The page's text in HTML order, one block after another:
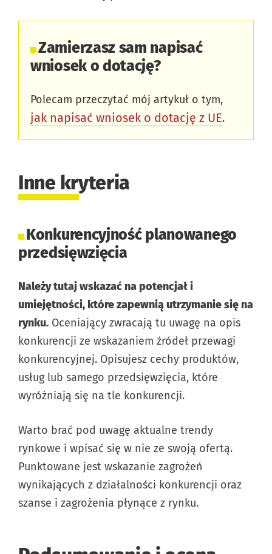
Zamierzasz sam napisać
wniosek o dotację?
Polecam przeczytać mój artykuł o tym,
jak napisać wniosek o dotację z UE.
Inne kryteria
Konkurencyjność planowanego
przedsięwzięcia
Należy tutaj wskazać na potencjał i
umiejętności, które zapewnią utrzymanie się na
rynku. Oceniający zwracają tu uwagę na opis
konkurencji ze wskazaniem źródeł przewagi
konkurencyjnej. Opisujesz cechy produktów,
usług lub samego przedsięwzięcia, które
wyróżniają się na tle konkurencji.
Warto brać pod uwagę aktualne trendy
rynkowe i wpisać się w nie ze swoją ofertą.
Punktowane jest wskazanie zagrożeń
wynikających z działalności konkurencji oraz
szanse i zagrożenia płynące z rynku.